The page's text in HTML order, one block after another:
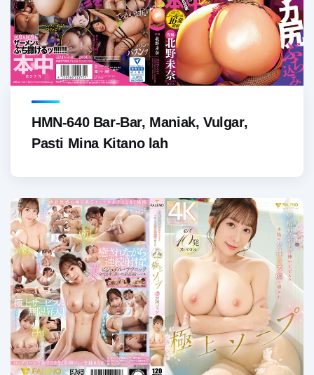
HMN-640 Bar-Bar, Maniak, Vulgar,
Pasti Mina Kitano lah